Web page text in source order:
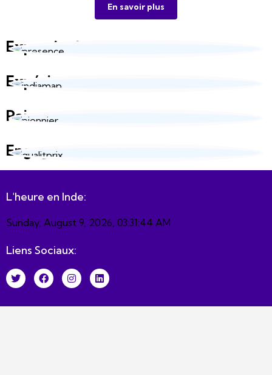
En savoir plus
Expertise locale
Expérience sur-mesure
Paiement sécurisé
Engagement responsable
L'heure en Inde:
Sunday, August 9, 2026, 03:31:46 AM
Liens Sociaux: